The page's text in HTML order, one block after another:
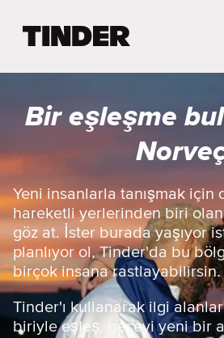
r
n
S
a
y
f
a
Bir eşleşme
Yeni insanlarla tanışmak için
hareketli yerlerinden biri
göz at. İster burada yaşıyor
planlıyor ol, Tinder'da bu
birçok insana rastlayabilirsin.
Tinder'ı kullanarak ilgi
biriyle eşleş, geceyi yeni bir